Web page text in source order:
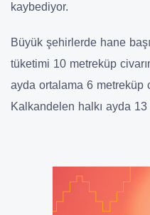
kaybediyor.
Büyük şehirlerde hane
tüketimi 10 metreküp
ayda ortalama 6 metreküp
Kalkandelen halkı ayda